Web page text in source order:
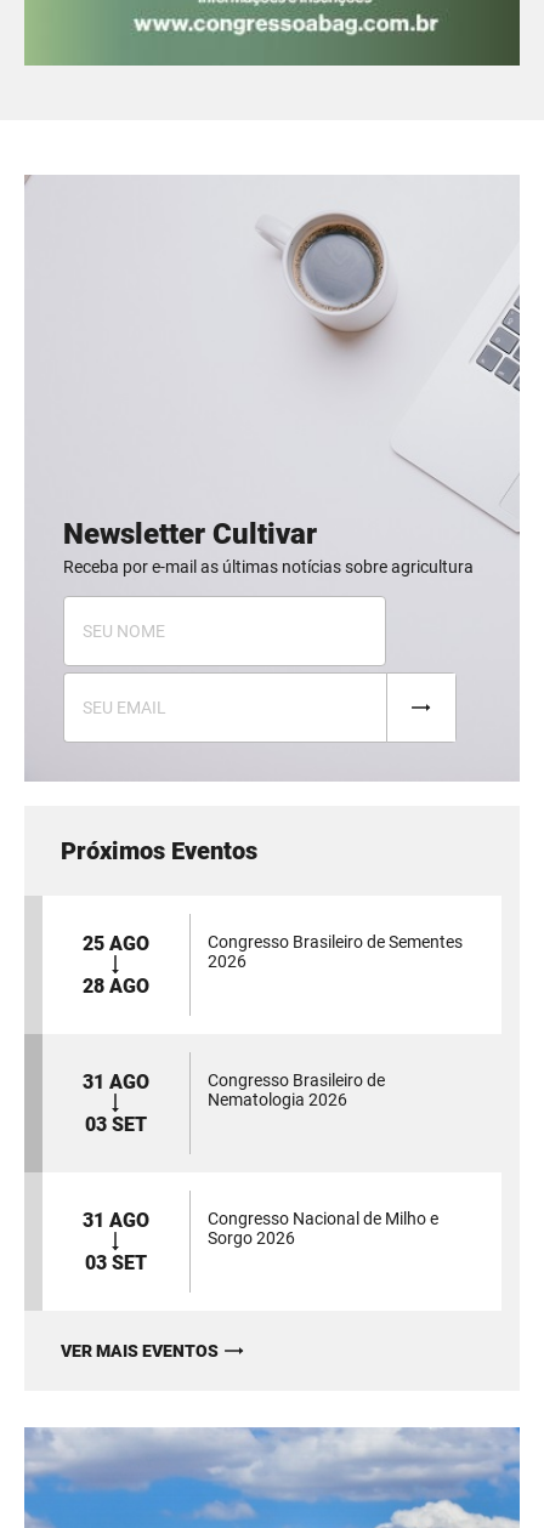
Newsletter Cultivar
Receba por e-mail as últimas notícias sobre agricultura
Próximos Eventos
25 AGO
28 AGO
Congresso Brasileiro de Sementes
2026
31 AGO
03 SET
Congresso Brasileiro de
Nematologia 2026
31 AGO
03 SET
Congresso Nacional de Milho e
Sorgo 2026
VER MAIS EVENTOS